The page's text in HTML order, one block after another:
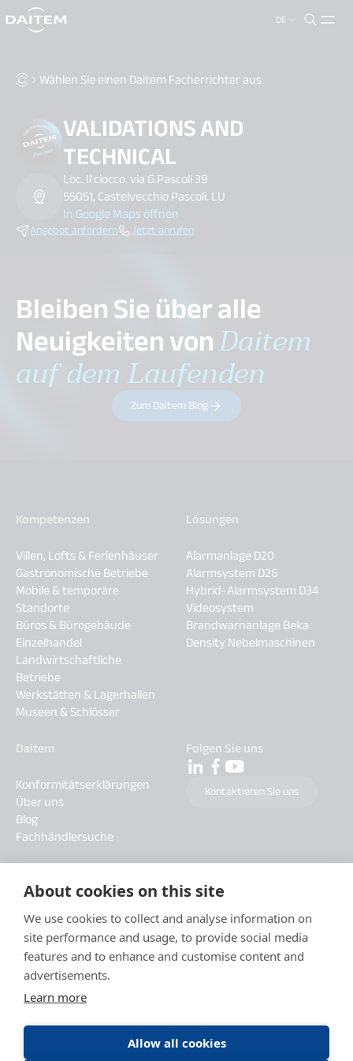
About cookies on this site
We use cookies to collect and analyse information on
site performance and usage, to provide social media
features and to enhance and customise content and
advertisements.
Learn more
Allow all cookies
DE
search.label
Wählen Sie einen Daitem Facherrichter aus
VALIDATIONS AND
TECHNICAL
Loc. Il ciocco. via G.Pascoli 39
55051, Castelvecchio Pascoli. LU
In Google Maps öffnen
Angebot anfordern Jetzt anrufen
Bleiben Sie über alle
Neuigkeiten vonDaitem
auf dem Laufenden
Zum Daitem Blog
Kompetenzen
Villen, Lofts & Ferienhäuser
Gastronomische Betriebe
Mobile & temporäre
Standorte
Büros & Bürogebäude
Einzelhandel
Landwirtschaftliche
Betriebe
Werkstätten & Lagerhallen
Museen & Schlösser
Lösungen
Alarmanlage D20
Alarmsystem D26
Hybrid-Alarmsystem D34
Videosystem
Brandwarnanlage Beka
Density Nebelmaschinen
Daitem
Konformitätserklärungen
Über uns
Blog
Fachhändlersuche
Folgen Sie uns
Kontaktieren Sie uns